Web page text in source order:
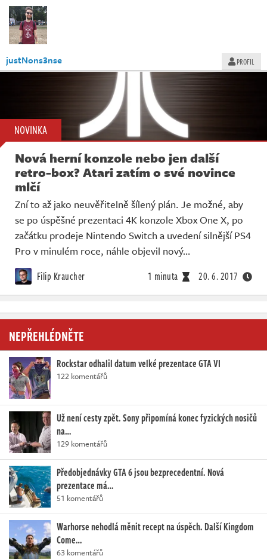
justNons3nse PROFIL
NOVINKA
Nová herní konzole nebo jen další
retro-box? Atari zatím o své novince
mlčí
Zní to až jako neuvěřitelně šílený plán. Je možné, aby
se po úspěšné prezentaci 4K konzole Xbox One X, po
začátku prodeje Nintendo Switch a uvedení silnější PS4
Pro v minulém roce, náhle objevil nový…
Filip Kraucher 1 minuta 20. 6. 2017
NEPŘEHLÉDNĚTE
Rockstar odhalil datum velké prezentace GTA VI
122 komentářů
Už není cesty zpět. Sony připomíná konec fyzických nosičů
na…
129 komentářů
Předobjednávky GTA 6 jsou bezprecedentní. Nová
prezentace má…
51 komentářů
Warhorse nehodlá měnit recept na úspěch. Další Kingdom
Come…
63 komentářů